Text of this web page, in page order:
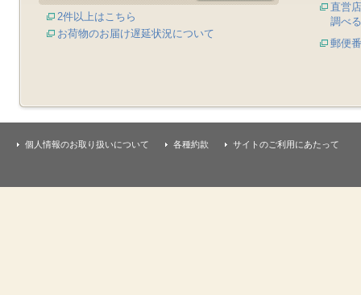
2件以上はこちら
お荷物のお届け遅延状況について
直営
調べる
郵便
個人情報のお取り扱いについて 各種約款 サイトのご利用にあたって